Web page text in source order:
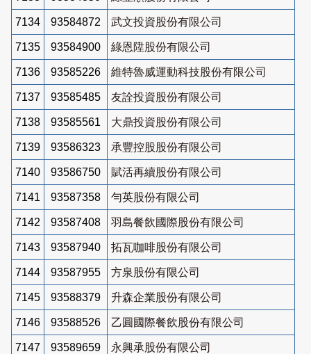
7134 93584872 武文投資股份有限公司
7135 93584900 綠恩陞股份有限公司
7136 93585226 維特魯威運動科技股份有限公司
7137 93585485 友詮投資股份有限公司
7138 93585561 大鼎投資股份有限公司
7139 93586323 承豐控股股份有限公司
7140 93586750 賦活再續股份有限公司
7141 93587358 勻英股份有限公司
7142 93587408 羽島餐飲國際股份有限公司
7143 93587940 拓瓦咖啡股份有限公司
7144 93587955 方泉股份有限公司
7145 93588379 升森企業股份有限公司
7146 93588526 乙圓國際餐飲股份有限公司
7147 93589659 永興承股份有限公司